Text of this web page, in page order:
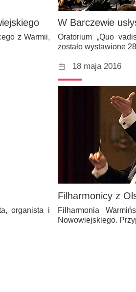
z Warmii,
W Barczewie
Oratorium „Quo
zostało wystawione
organista i
18 maja 2016
Filharmonicy z
Filharmonia
Nowowiejskiego.